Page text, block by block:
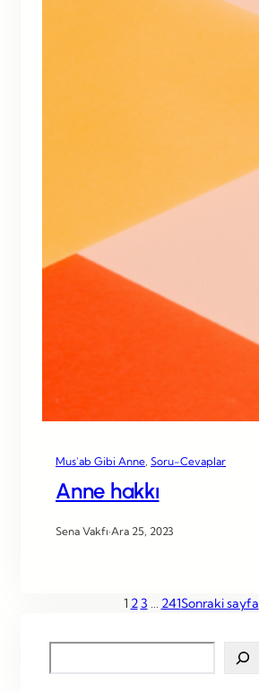
Mus’ab Gibi Anne Soru-Cevaplar
Anne hakkı
Sena Vakfı·Ara 25, 2023
1 23 … 241Sonraki sayfa
e